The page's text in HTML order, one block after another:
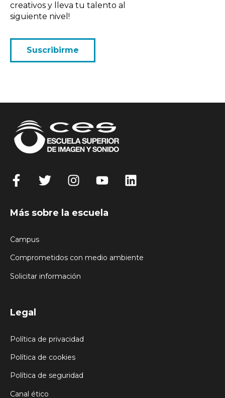
creativos y lleva tu talento al
siguiente nivel!
Suscribirme
Más sobre la escuela
Campus
Comprometidos con medio ambiente
Solicitar información
Legal
Política de privacidad
Política de cookies
Política de seguridad
Canal ético